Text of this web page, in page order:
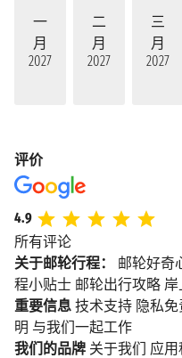
一
月
2027
二
月
2027
三
月
2027
评价
4.9
所有评论
关于邮轮行程：
邮轮好奇
程小贴士 邮轮出行攻略 岸
重要信息 技术支持 隐私免
明 与我们一起工作
我们的品牌 关于我们 应